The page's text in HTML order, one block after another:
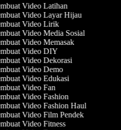
Video Latihan
Video Layar Hijau
Video Lirik
Video Media Sosial
Video Memasak
Video DIY
Video Dekorasi
Video Demo
Video Edukasi
Video Fan
Video Fashion
Video Fashion Haul
Video Film Pendek
Video Fitness